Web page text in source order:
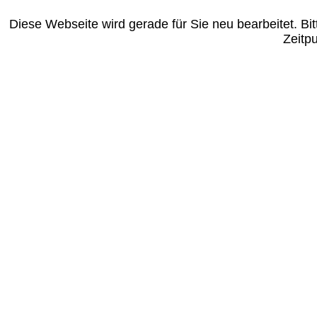
Diese Webseite wird gerade für Sie neu bearbeitet.